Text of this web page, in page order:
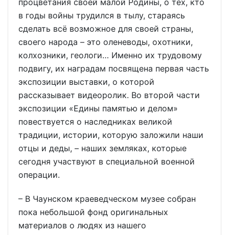
в годы войны трудился в тылу, стараясь
сделать всё возможное для своей страны,
своего народа – это оленеводы, охотники,
колхозники, геологи… Именно их трудовому
подвигу, их наградам посвящена первая часть
экспозиции выставки, о которой
рассказывает видеоролик. Во второй части
экспозиции «Едины памятью и делом»
повествуется о наследниках великой
традиции, истории, которую заложили наши
отцы и деды, – наших земляках, которые
сегодня участвуют в специальной военной
операции.
– В Чаунском краеведческом музее собран
пока небольшой фонд оригинальных
материалов о людях из нашего